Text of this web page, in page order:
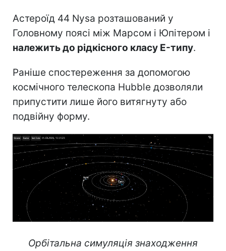
Астероїд 44 Nysa розташований у
Головному поясі між Марсом і Юпітером і
належить до рідкісного класу E-типу.
Раніше спостереження за допомогою
космічного телескопа Hubble дозволяли
припустити лише його витягнуту або
подвійну форму.
Орбітальна симуляція знаходження